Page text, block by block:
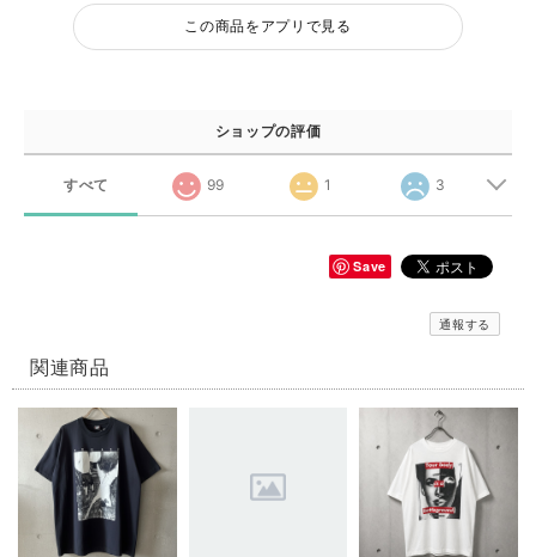
この商品をアプリで見る
ショップの評価
すべて 99 1 3
Save
通報する
関連商品